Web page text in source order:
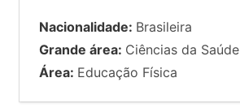
Nacionalidade: Brasileira
Grande área: Ciências da Saúde
Área: Educação Física